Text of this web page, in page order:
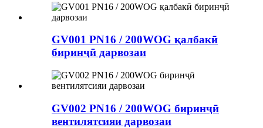
GV001 PN16 / 200WOG қалбакӣ
биринҷӣ дарвозаи
GV002 PN16 / 200WOG биринҷӣ
вентилятсияи дарвозаи